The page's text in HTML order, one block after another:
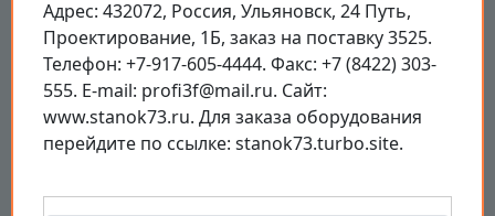
Адрес: 432072, Россия, Ульяновск, 24 Путь,
Проектирование, 1Б, заказ на поставку 3525.
Телефон: +7-917-605-4444. Факс: +7 (8422) 303-
555. E-mail: profi3f@mail.ru. Сайт:
www.stanok73.ru. Для заказа оборудования
перейдите по ссылке: stanok73.turbo.site.